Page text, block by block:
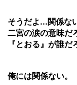
そうだよ...関係な
二宮の涙の意味だ
『とおる』が誰だ
俺には関係ない。